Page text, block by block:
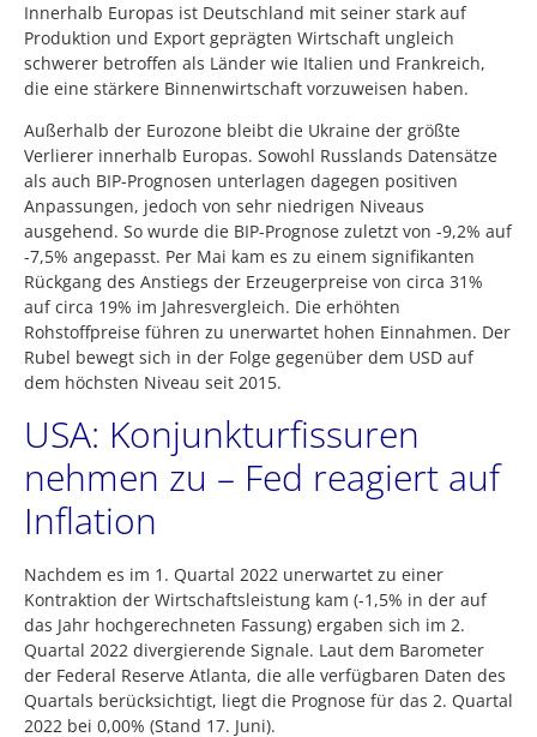
Innerhalb Europas ist Deutschland mit seiner stark auf
Produktion und Export geprägten Wirtschaft ungleich
schwerer betroffen als Länder wie Italien und Frankreich,
die eine stärkere Binnenwirtschaft vorzuweisen haben.
Außerhalb der Eurozone bleibt die Ukraine der größte
Verlierer innerhalb Europas. Sowohl Russlands Datensätze
als auch BIP-Prognosen unterlagen dagegen positiven
Anpassungen, jedoch von sehr niedrigen Niveaus
ausgehend. So wurde die BIP-Prognose zuletzt von -9,2% auf
-7,5% angepasst. Per Mai kam es zu einem signifikanten
Rückgang des Anstiegs der Erzeugerpreise von circa 31%
auf circa 19% im Jahresvergleich. Die erhöhten
Rohstoffpreise führen zu unerwartet hohen Einnahmen. Der
Rubel bewegt sich in der Folge gegenüber dem USD auf
dem höchsten Niveau seit 2015.
USA: Konjunkturfissuren
nehmen zu – Fed reagiert auf
Inflation
Nachdem es im 1. Quartal 2022 unerwartet zu einer
Kontraktion der Wirtschaftsleistung kam (-1,5% in der auf
das Jahr hochgerechneten Fassung) ergaben sich im 2.
Quartal 2022 divergierende Signale. Laut dem Barometer
der Federal Reserve Atlanta, die alle verfügbaren Daten des
Quartals berücksichtigt, liegt die Prognose für das 2. Quartal
2022 bei 0,00% (Stand 17. Juni).